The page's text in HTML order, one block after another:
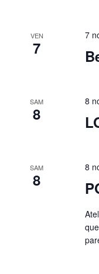
VEN
7
7
SAM
8
8
SAM
8
8